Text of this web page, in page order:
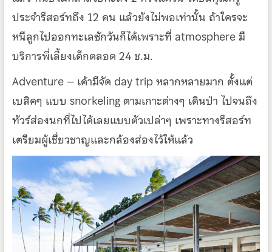
ประจำรีสอร์ทถึง 12 คน แล้วยังไม่พอเท่านั้น ถ้าใครจะ
หนีลูกไปออกทะเลซักวันก็ได้เพราะที่ atmosphere มี
บริการพี่เลี้ยงเด็กตลอด 24 ช.ม.
Adventure – เค้ามีจัด day trip หลากหลายมาก ตั้งแต่
เบสิคๆ แบบ snorkeling ตามเกาะต่างๆ เดินป่า ไปจนถึง
ทัวร์ส่องนกที่ไปได้เลยแบบตัวเปล่าๆ เพราะทางรีสอร์ท
เตรียมผู้เชี่ยวชาญและกล้องส่องไว้ให้แล้ว